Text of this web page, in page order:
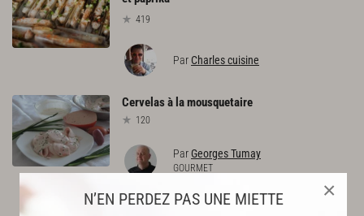
N’EN PERDEZ PAS UNE MIETTE ×
419
Par Charles cuisine
Cervelasà lamousquetaire
120
ParGeorges Tumay
GOURMET